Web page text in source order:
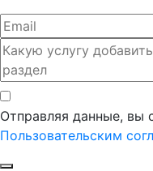
Отправляя данные, вы
Пользовательским